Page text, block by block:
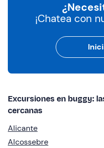
¡Chatea con
Excursiones en buggy:
cercanas
Alicante
Alcossebre